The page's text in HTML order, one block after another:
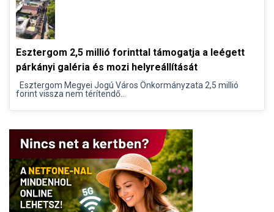
Esztergom 2,5 millió forinttal támogatja a leégett
párkányi galéria és mozi helyreállítását
Esztergom Megyei Jogú Város Önkormányzata 2,5 millió
forint vissza nem térítendő...